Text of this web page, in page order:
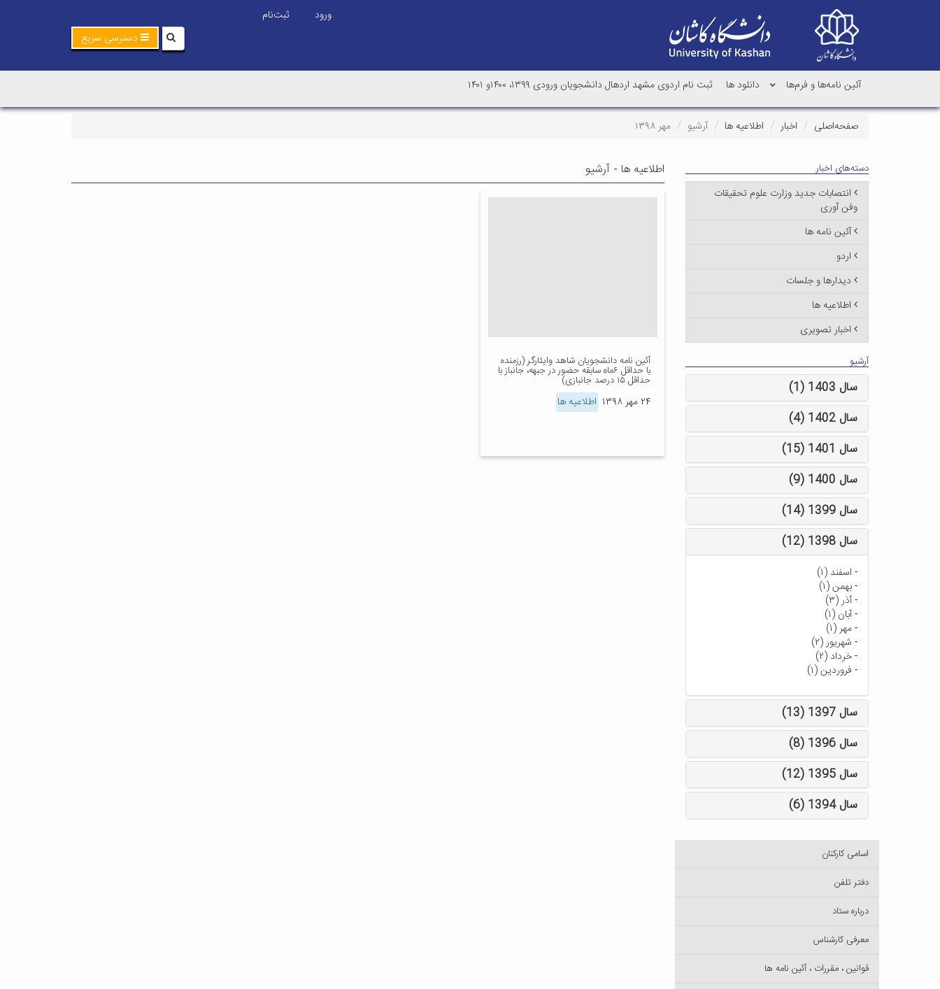
ورود |
ثبت‌نام
دسترسی سریع
آئین نامه‌ها و فرم‌ها دانلود ها ثبت نام اردوی مشهد اردهال دانشجویان ورودی ۱۳۹۹، ۱۴۰۰و ۱۴۰۱
صفحه‌اصلی اخبار اطلاعیه ها آرشیو مهر ۱۳۹۸
اطلاعیه ها - آرشیو
آئین نامه دانشجویان شاهد وایثارگر (رزمنده
با حداقل ۶ماه سابقه حضور در جبهه، جانباز با
حداقل ۱۵ درصد جانبازی)
۲۴ مهر ۱۳۹۸ اطلاعیه ها
دسته‌های اخبار
انتصابات جدید وزارت علوم تحقیقات
وفن آوری
آئین نامه ها
اردو
دیدارها و جلسات
اطلاعیه ها
اخبار تصویری
آرشیو
سال 1403 (1)
سال 1402 (4)
سال 1401 (15)
سال 1400 (9)
سال 1399 (14)
سال 1398 (12)
- اسفند (۱)
-بهمن (۱)
-آذر (۳)
-آبان (۱)
-مهر (۱)
- شهریور (۲)
-خرداد (۲)
- فروردین (۱)
سال 1397 (13)
سال 1396 (8)
سال 1395 (12)
سال 1394 (6)
اسامی کارکنان
دفتر تلفن
درباره ستاد
معرفی کارشناس
قوانین ، مقررات ، آئین نامه ها